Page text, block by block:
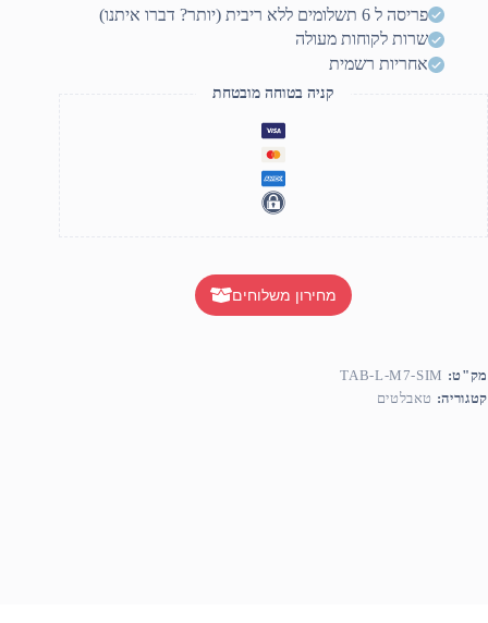
support פריסה ל 6 תשלומים ללא ריבית (יותר? דברו איתנו)
שרות לקוחות מעולה
אחריות רשמית
קניה בטוחה מובטחת
מחירון משלוחים
מק"ט: TAB-L-M7-SIM
קטגוריה: טאבלטים